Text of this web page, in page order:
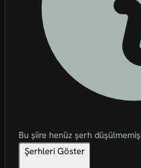
Bu şiire henüz şerh düşülmemiş
Şerhleri Göster